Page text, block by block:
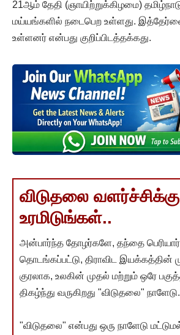
21ஆம் தேதி (ஞாயிற்றுக்கிழமை)
மய்யங்களில் நடைபெற உள்ளது. இத்தேர்வை
உள்ளனர் என்பது குறிப்பிடத்தக்கது.
விடுதலை வளர்ச்சிக்கு
உரமிடுங்கள்..
அன்பார்ந்த தோழர்களே, தந்தை
தொடங்கப்பட்டு, திராவிட இயக்கத்தின்
குரலாக, உலகின் முதல் மற்றும் ஒரே
திகழ்ந்து வருகிறது "விடுதலை" நாளேடு.
"விடுதலை" என்பது ஒரு நாளேடு